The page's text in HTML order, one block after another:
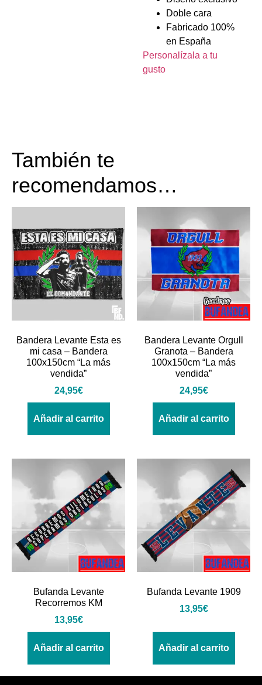
Doble cara
Fabricado 100%
en España
Personalízala a tu
gusto
También te
recomendamos…
Bandera Levante Esta es
mi casa – Bandera
100x150cm “La más
vendida”
24,95€
Añadir al carrito
Bandera Levante Orgull
Granota – Bandera
100x150cm “La más
vendida”
24,95€
Añadir al carrito
Bufanda Levante
Recorremos KM
13,95€
Añadir al carrito
Bufanda Levante 1909
13,95€
Añadir al carrito